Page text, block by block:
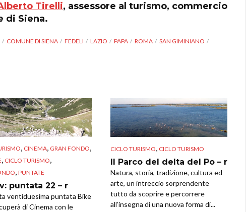
Tirelli, assessore al turismo, commercio
di Siena.
COMUNE DI SIENA FEDELI LAZIO PAPA ROMA
SAN GIMINIANO
, CINEMA, GRAN FONDO,
, CICLO TURISMO,
, PUNTATE
puntata 22 – r
ventiduesima puntata Bike
di Cinema con le
CICLO TURISMO, CICLO TURISMO
Il Parco del delta del Po – r
Natura, storia, tradizione, cultura ed
arte, un intreccio sorprendente
tutto da scoprire e percorrere
all’insegna di una nuova forma di...